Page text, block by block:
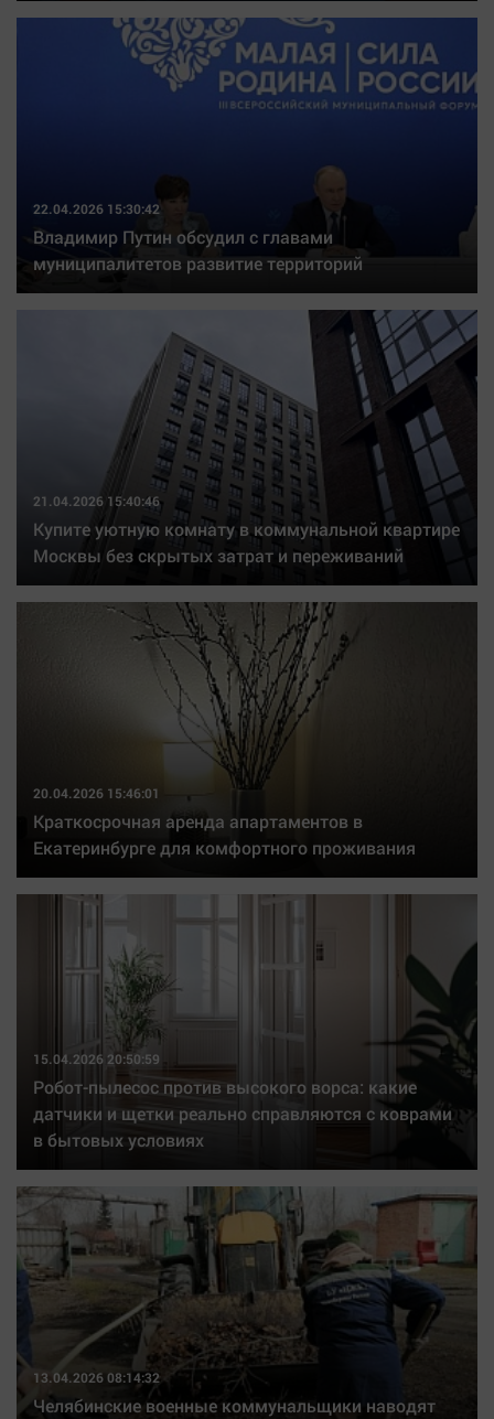
22.04.2026 15:30:42
Владимир Путин обсудил с главами
муниципалитетов развитие территорий
21.04.2026 15:40:46
Купите уютную комнату в коммунальной квартире
Москвы без скрытых затрат и переживаний
20.04.2026 15:46:01
Краткосрочная аренда апартаментов в
Екатеринбурге для комфортного проживания
15.04.2026 20:50:59
Робот-пылесос против высокого ворса: какие
датчики и щетки реально справляются с коврами
в бытовых условиях
13.04.2026 08:14:32
Челябинские военные коммунальщики наводят